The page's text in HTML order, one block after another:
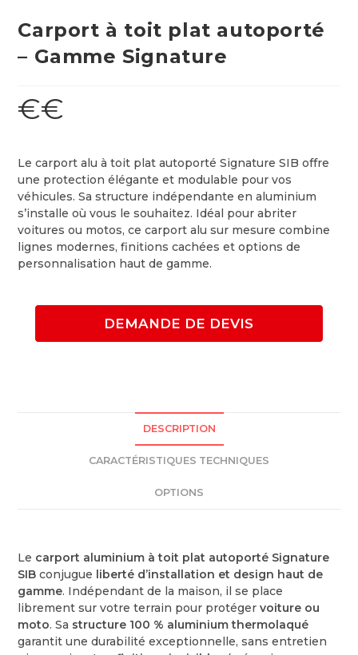
Carport à toit plat autoporté
– Gamme Signature
€€
Le carport alu à toit plat autoporté Signature SIB offre
une protection élégante et modulable pour vos
véhicules. Sa structure indépendante en aluminium
s’installe où vous le souhaitez. Idéal pour abriter
voitures ou motos, ce carport alu sur mesure combine
lignes modernes, finitions cachées et options de
personnalisation haut de gamme.
DEMANDE DE DEVIS
DESCRIPTION
CARACTÉRISTIQUES TECHNIQUES
OPTIONS
Le carport aluminium à toit plat autoporté Signature
SIB conjugue liberté d’installation et design haut de
gamme. Indépendant de la maison, il se place
librement sur votre terrain pour protégervoiture ou
moto. Sa structure 100 % aluminium thermolaqué
garantit une durabilité exceptionnelle, sans entretien